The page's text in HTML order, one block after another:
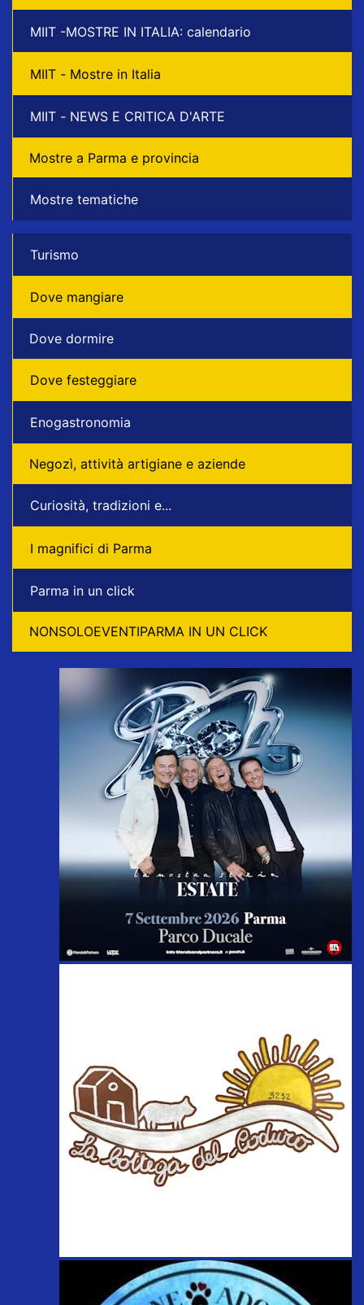
MIIT -MOSTRE IN ITALIA: calendario
MIIT - Mostre in Italia
MIIT - NEWS E CRITICA D'ARTE
Mostre a Parma e provincia
Mostre tematiche
Turismo
Dove mangiare
Dove dormire
Dove festeggiare
Enogastronomia
Negozì, attività artigiane e aziende
Curiosità, tradizioni e...
I magnifici di Parma
Parma in un click
NONSOLOEVENTIPARMA IN UN CLICK